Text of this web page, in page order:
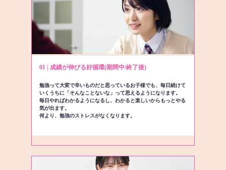
01 | 成績が伸びる好循環(期間中/終了後)
勉強って大変で辛いものだと思っているお子様でも、毎日続けて
いくうちに「そんなことないな」って思えるようになります。
毎日やればわかるようになるし、わかると楽しいからもっとやる
気が出ます。
何より、勉強のストレスがなくなります。